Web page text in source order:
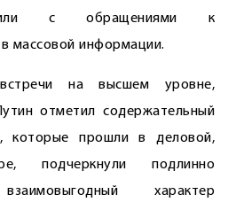
с обращениями к
массовой информации.
на высшем уровне,
отметил содержательный
которые прошли в деловой,
подчеркнули подлинно
характер